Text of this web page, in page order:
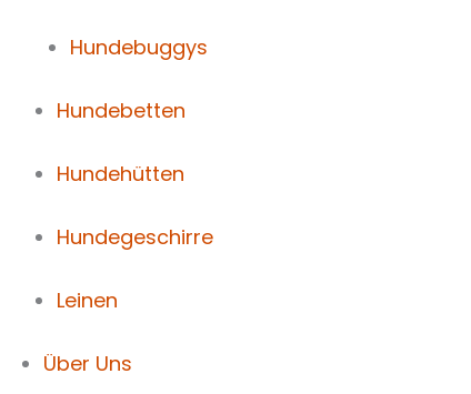
Hundebuggys
Hundebetten
Hundehütten
Hundegeschirre
Leinen
Über Uns